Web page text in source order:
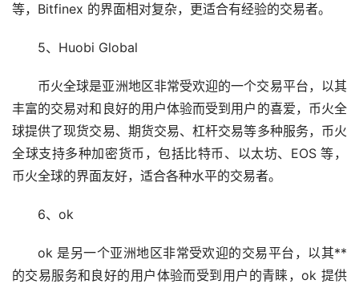
等，Bitfinex 的界面相对复杂，更适合有经验的交易者。
5、Huobi Global
币火全球是亚洲地区非常受欢迎的一个交易平台，以其
丰富的交易对和良好的用户体验而受到用户的喜爱，币火全
球提供了现货交易、期货交易、杠杆交易等多种服务，币火
全球支持多种加密货币，包括比特币、以太坊、EOS 等，
币火全球的界面友好，适合各种水平的交易者。
6、ok
ok 是另一个亚洲地区非常受欢迎的交易平台，以其**
的交易服务和良好的用户体验而受到用户的青睐，ok 提供